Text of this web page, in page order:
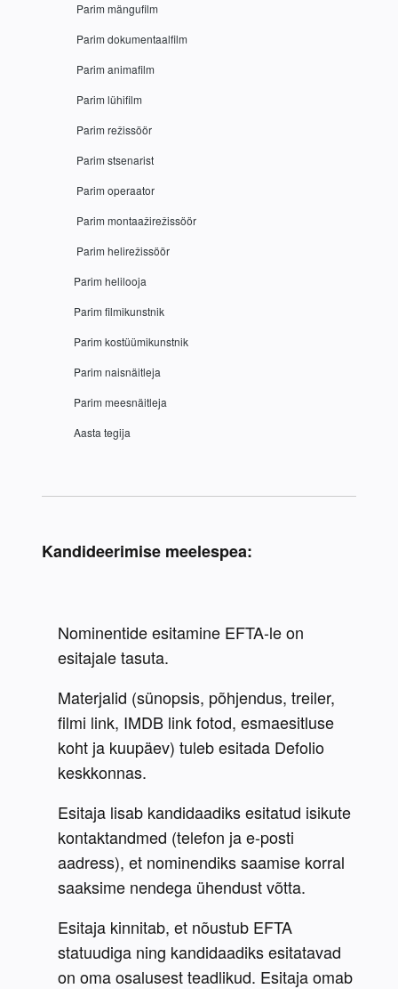
Parim mängufilm
Parim dokumentaalfilm
Parim animafilm
Parim lühifilm
Parim režissöör
Parim stsenarist
Parim operaator
Parim montaažirežissöör
Parim helirežissöör
Parim helilooja
Parim filmikunstnik
Parim kostüümikunstnik
Parim naisnäitleja
Parim meesnäitleja
Aasta tegija
Kandideerimise meelespea:
Nominentide esitamine EFTA-le on
esitajale tasuta.
Materjalid (sünopsis, põhjendus, treiler,
filmi link, IMDB link fotod, esmaesitluse
koht ja kuupäev) tuleb esitada Defolio
keskkonnas.
Esitaja lisab kandidaadiks esitatud isikute
kontaktandmed (telefon ja e-posti
aadress), et nominendiks saamise korral
saaksime nendega ühendust võtta.
Esitaja kinnitab, et nõustub EFTA
statuudiga ning kandidaadiks esitatavad
on oma osalusest teadlikud. Esitaja omab